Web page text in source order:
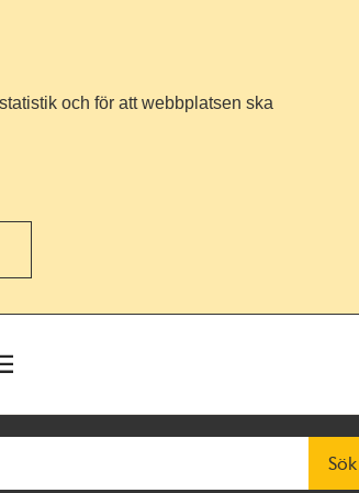
och för att webbplatsen ska
Sök